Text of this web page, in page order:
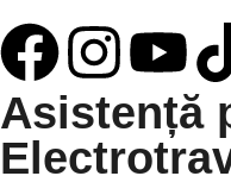
Asistență